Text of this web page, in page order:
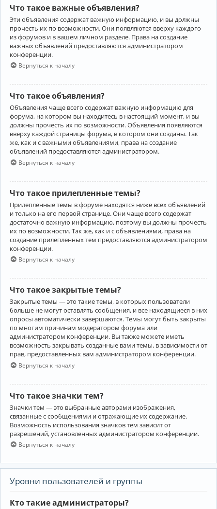
Что такое важные объявления?
Эти объявления содержат важную информацию, и вы должны
прочесть их по возможности. Они появляются вверху каждого
из форумов и в вашем личном разделе. Права на создание
важных объявлений предоставляются администратором
конференции.
Вернуться к началу
Что такое объявления?
Объявления чаще всего содержат важную информацию для
форума, на котором вы находитесь в настоящий момент, и вы
должны прочесть их по возможности. Объявления появляются
вверху каждой страницы форума, в котором они созданы. Так
же, как и с важными объявлениями, права на создание
объявлений предоставляются администратором.
Вернуться к началу
Что такое прилепленные темы?
Прилепленные темы в форуме находятся ниже всех объявлений
и только на его первой странице. Они чаще всего содержат
достаточно важную информацию, поэтому вы должны прочесть
их по возможности. Так же, как и с объявлениями, права на
создание прилепленных тем предоставляются администратором
конференции.
Вернуться к началу
Что такое закрытые темы?
Закрытые темы — это такие темы, в которых пользователи
больше не могут оставлять сообщения, и все находящиеся в них
опросы автоматически завершаются. Темы могут быть закрыты
по многим причинам модератором форума или
администратором конференции. Вы также можете иметь
возможность закрывать созданные вами темы, в зависимости от
прав, предоставленных вам администратором конференции.
Вернуться к началу
Что такое значки тем?
Значки тем — это выбранные авторами изображения,
связанные с сообщениями и отражающие их содержание.
Возможность использования значков тем зависит от
разрешений, установленных администратором конференции.
Вернуться к началу
Уровни пользователей и группы
Кто такие администраторы?